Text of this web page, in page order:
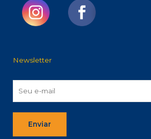
Newsletter
Enviar